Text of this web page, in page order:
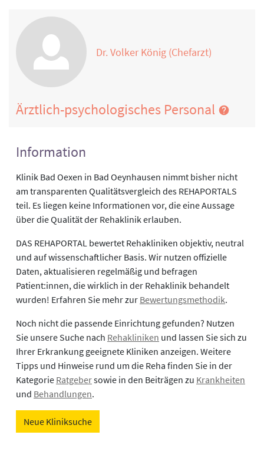
Dr. Volker König (Chefarzt)
Ärztlich-psychologisches Personal
Information
Klinik Bad Oexen in Bad Oeynhausen nimmt bisher nicht
am transparenten Qualitätsvergleich des REHAPORTALS
teil. Es liegen keine Informationen vor, die eine Aussage
über die Qualität der Rehaklinik erlauben.
DAS REHAPORTAL bewertet Rehakliniken objektiv, neutral
und auf wissenschaftlicher Basis. Wir nutzen offizielle
Daten, aktualisieren regelmäßig und befragen
Patient:innen, die wirklich in der Rehaklinik behandelt
wurden! Erfahren Sie mehr zur Bewertungsmethodik.
Noch nicht die passende Einrichtung gefunden? Nutzen
Sie unsere Suche nach Rehakliniken und lassen Sie sich zu
Ihrer Erkrankung geeignete Kliniken anzeigen. Weitere
Tipps und Hinweise rund um die Reha finden Sie in der
Kategorie Ratgebersowie in den Beiträgen zu Krankheiten
und Behandlungen.
Neue Kliniksuche